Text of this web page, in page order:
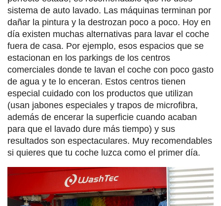
sistema de auto lavado. Las máquinas terminan por
dañar la pintura y la destrozan poco a poco. Hoy en
día existen muchas alternativas para lavar el coche
fuera de casa. Por ejemplo, esos espacios que se
estacionan en los parkings de los centros
comerciales donde te lavan el coche con poco gasto
de agua y te lo enceran. Estos centros tienen
especial cuidado con los productos que utilizan
(usan jabones especiales y trapos de microfibra,
además de encerar la superficie cuando acaban
para que el lavado dure más tiempo) y sus
resultados son espectaculares. Muy recomendables
si quieres que tu coche luzca como el primer día.